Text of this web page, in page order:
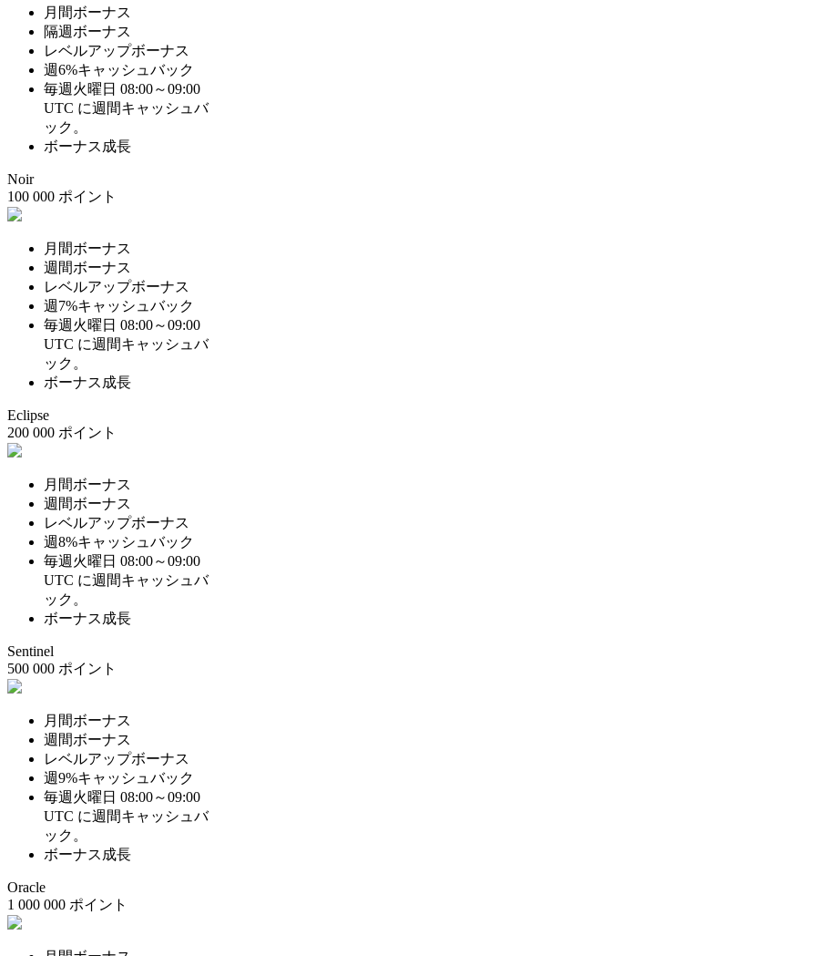
月間ボーナス
隔週ボーナス
レベルアップボーナス
週6%キャッシュバック
毎週火曜日 08:00～09:00
UTC に週間キャッシュバ
ック。
ボーナス成長
Noir
100 000 ポイント
月間ボーナス
週間ボーナス
レベルアップボーナス
週7%キャッシュバック
毎週火曜日 08:00～09:00
UTC に週間キャッシュバ
ック。
ボーナス成長
Eclipse
200 000 ポイント
月間ボーナス
週間ボーナス
レベルアップボーナス
週8%キャッシュバック
毎週火曜日 08:00～09:00
UTC に週間キャッシュバ
ック。
ボーナス成長
Sentinel
500 000 ポイント
月間ボーナス
週間ボーナス
レベルアップボーナス
週9%キャッシュバック
毎週火曜日 08:00～09:00
UTC に週間キャッシュバ
ック。
ボーナス成長
Oracle
1 000 000 ポイント